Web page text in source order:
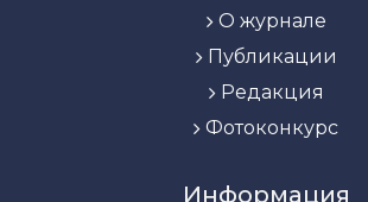
О журнале
Публикации
Редакция
Фотоконкурс
Информация